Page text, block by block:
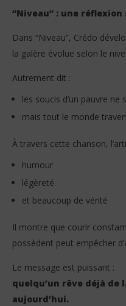
“Niveau” : une
Dans “Niveau”, Crédo
la galère évolue selon le
Autrement dit :
les soucis d’un pauvre ne
mais tout le monde
À travers cette chanson,
humour
légèreté
et beaucoup de vérité
Il montre que courir
possèdent peut empêcher
Le message est puissant :
quelqu’un rêve déjà de
aujourd’hui.